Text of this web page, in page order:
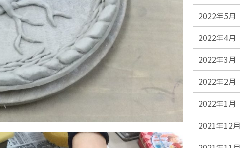
2022年5月
2022年4月
2022年3月
2022年2月
2022年1月
2021年12月